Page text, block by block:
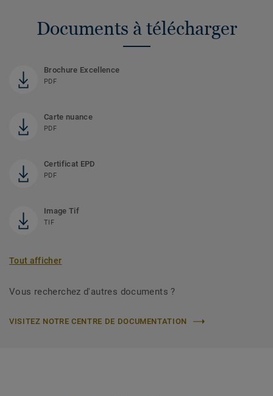
Documents à télécharger
Brochure Excellence
PDF
Carte nuance
PDF
Certificat EPD
PDF
Image Tif
TIF
Tout afficher
Vous recherchez d'autres documents ?
VISITEZ NOTRE CENTRE DE DOCUMENTATION